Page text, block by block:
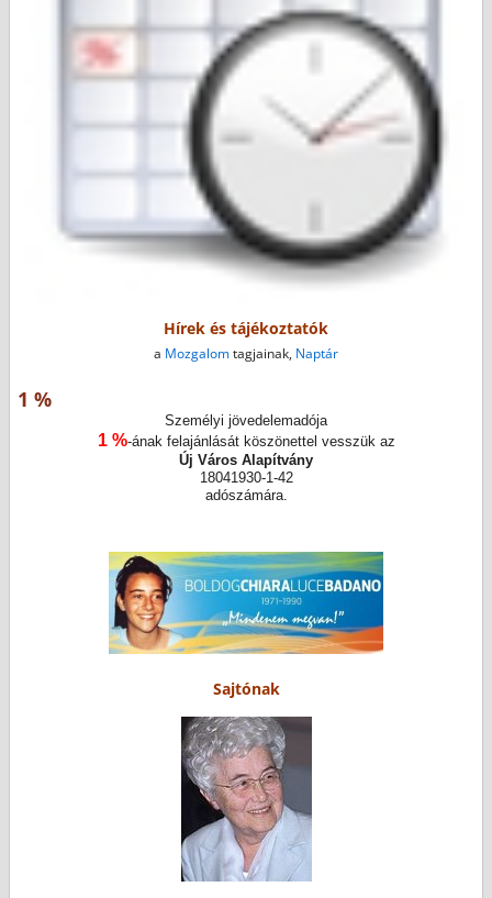
Hírek és tájékoztatók
a Mozgalomtagjainak, Naptár
1 %
Személyi jövedelemadója
1 %-ának felajánlását köszönettel vesszük az
Új Város Alapítvány
18041930-1-42
adószámára.
Sajtónak